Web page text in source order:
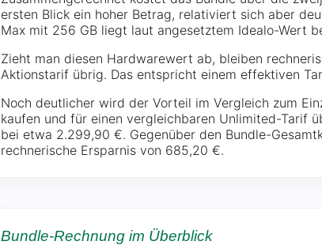
ersten Blick ein hoher Betrag, relativiert sich aber
Max mit 256 GB liegt laut angesetztem Idealo-Wert
Zieht man diesen Hardwarewert ab, bleiben
Aktionstarif übrig. Das entspricht einem effektiven
Noch deutlicher wird der Vorteil im Vergleich zum
kaufen und für einen vergleichbaren Unlimited-Tarif
bei etwa 2.299,90 €. Gegenüber den Bundle-
rechnerische Ersparnis von 685,20 €.
Bundle-Rechnung im Überblick